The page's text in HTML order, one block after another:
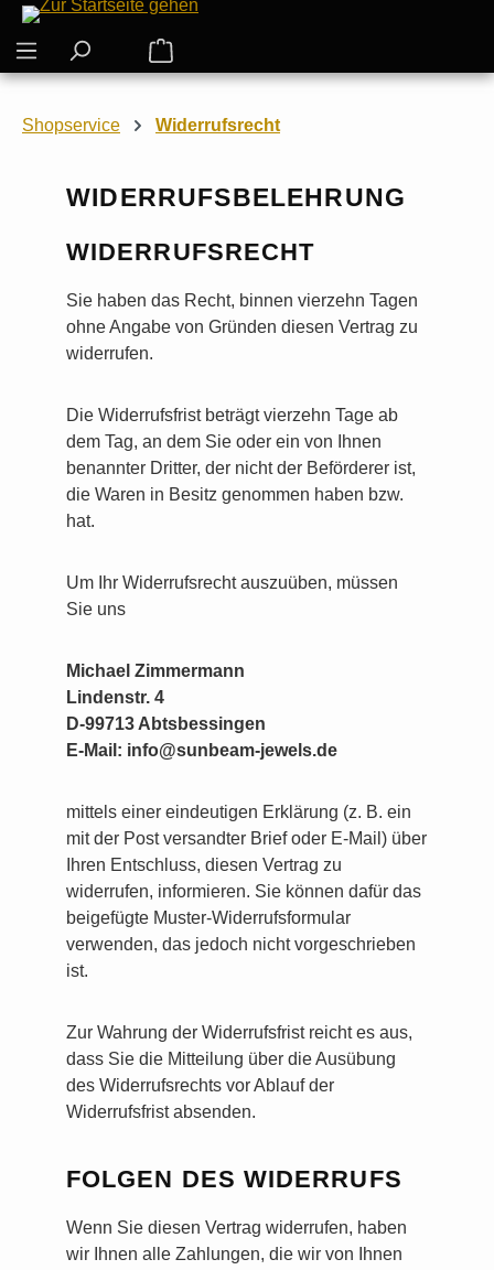
Zum Hauptinhalt springen
Warenkorb enthält 0 Positionen. Der
Shopservice Widerrufsrecht
WIDERRUFSBELEHRUNG
WIDERRUFSRECHT
Sie haben das Recht, binnen vierzehn Tagen
ohne Angabe von Gründen diesen Vertrag zu
widerrufen.
Die Widerrufsfrist beträgt vierzehn Tage ab
dem Tag, an dem Sie oder ein von Ihnen
benannter Dritter, der nicht der Beförderer ist,
die Waren in Besitz genommen haben bzw.
hat.
Um Ihr Widerrufsrecht auszuüben, müssen
Sie uns
Michael Zimmermann
Lindenstr. 4
D-99713 Abtsbessingen
E-Mail: info@sunbeam-jewels.de
mittels einer eindeutigen Erklärung (z. B. ein
mit der Post versandter Brief oder E-Mail) über
Ihren Entschluss, diesen Vertrag zu
widerrufen, informieren. Sie können dafür das
beigefügte Muster-Widerrufsformular
verwenden, das jedoch nicht vorgeschrieben
ist.
Zur Wahrung der Widerrufsfrist reicht es aus,
dass Sie die Mitteilung über die Ausübung
des Widerrufsrechts vor Ablauf der
Widerrufsfrist absenden.
FOLGEN DES WIDERRUFS
Wenn Sie diesen Vertrag widerrufen, haben
wir Ihnen alle Zahlungen, die wir von Ihnen